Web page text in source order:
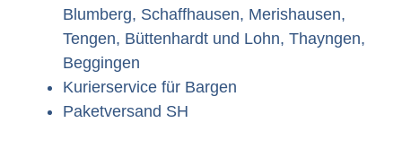
Blumberg, Schaffhausen, Merishausen,
Tengen, Büttenhardt und Lohn, Thayngen,
Beggingen
Kurierservice für Bargen
Paketversand SH